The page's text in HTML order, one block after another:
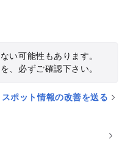
い可能性もあります。
、必ずご確認下さい。
スポット情報の改善を送る